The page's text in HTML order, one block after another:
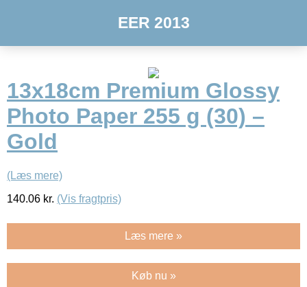
EER 2013
13x18cm Premium Glossy
Photo Paper 255 g (30) –
Gold
(Læs mere)
140.06 kr. (Vis fragtpris)
Læs mere »
Køb nu »